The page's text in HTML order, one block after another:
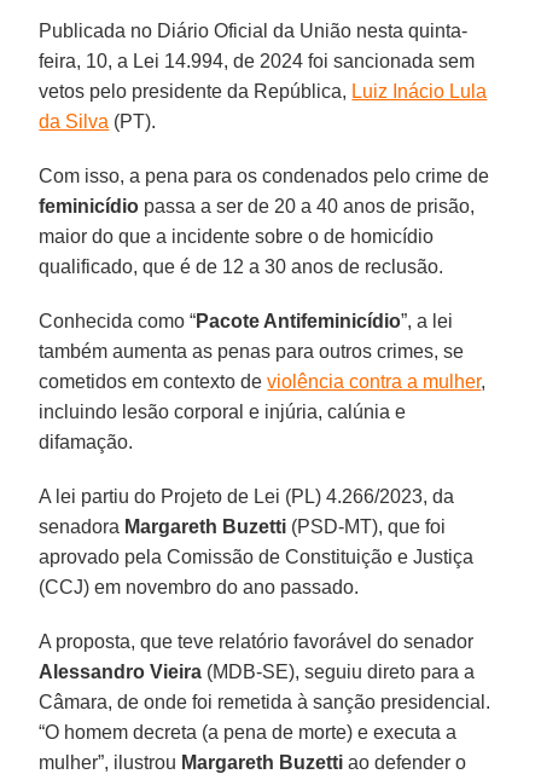
Publicada no Diário Oficial da União nesta quinta-
feira, 10, a Lei 14.994, de 2024 foi sancionada sem
vetos pelo presidente da República, Luiz Inácio Lula
da Silva (PT).
Com isso, a pena para os condenados pelo crime de
feminicídio passa a ser de 20 a 40 anos de prisão,
maior do que a incidente sobre o de homicídio
qualificado, que é de 12 a 30 anos de reclusão.
Conhecida como “Pacote Antifeminicídio”, a lei
também aumenta as penas para outros crimes, se
cometidos em contexto deviolência contra a mulher,
incluindo lesão corporal e injúria, calúnia e
difamação.
A lei partiu do Projeto de Lei (PL) 4.266/2023, da
senadora Margareth Buzetti (PSD-MT), que foi
aprovado pela Comissão de Constituição e Justiça
(CCJ) em novembro do ano passado.
A proposta, que teve relatório favorável do senador
Alessandro Vieira (MDB-SE), seguiu direto para a
Câmara, de onde foi remetida à sanção presidencial.
“O homem decreta (a pena de morte) e executa a
mulher”, ilustrou Margareth Buzetti ao defender o